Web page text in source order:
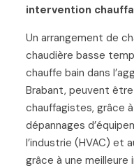
intervention
Un arrangement de
chaudière basse
chauffe bain dans
Brabant, peuvent
chauffagistes, grâce
dépannages
l’industrie (HVAC) et
grâce à une